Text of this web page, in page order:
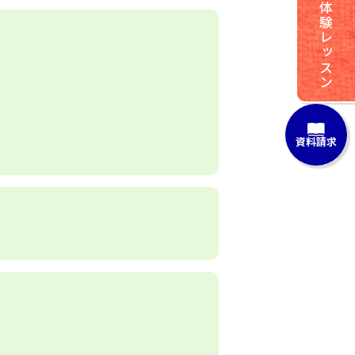
体験レッスン
資料請求